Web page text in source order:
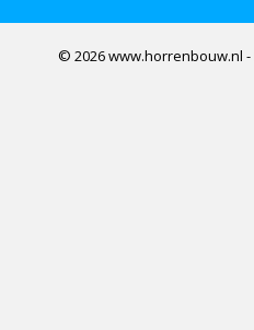
© 2026 www.horrenbouw.nl